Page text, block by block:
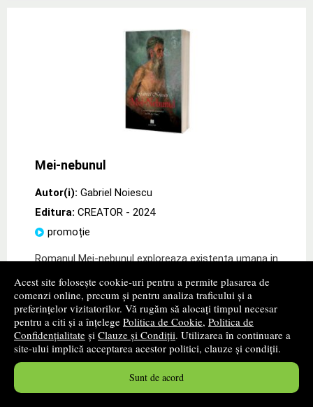
Acest site folosește cookie-uri pentru a permite plasarea de
comenzi online, precum și pentru analiza traficului și a
preferințelor vizitatorilor. Vă rugăm să alocați timpul necesar
pentru a citi și a înțelege Politica de Cookie, Politica de
Confidențialitate și Clauze și Condiții. Utilizarea în continuare a
site-ului implică acceptarea acestor politici, clauze și condiții.
Sunt de acord
Mei-nebunul
Autor(i): Gabriel Noiescu
Editura: CREATOR - 2024
promoție
Romanul Mei-nebunul exploreaza existenta umana in
intervalul unei singure zile. Cartea descrie o zi din viata
unui tanar filosof cu
43,34lei
PRP:47,58 lei
alertă stoc